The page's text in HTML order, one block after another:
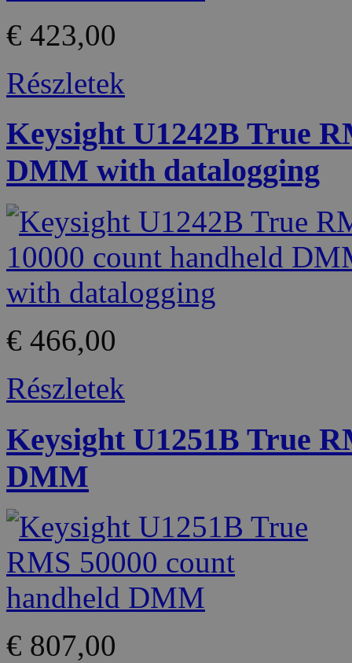
€ 423,00
Részletek
Keysight U1242B True
DMM with datalogging
€ 466,00
Részletek
Keysight U1251B True
DMM
€ 807,00